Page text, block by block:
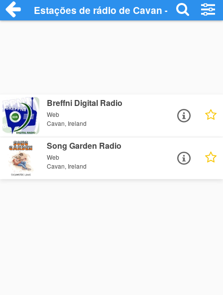
Estações de rádio de Cavan - Ouça
Breffni Digital Radio
Web
Cavan, Ireland
Song Garden Radio
Web
Cavan, Ireland